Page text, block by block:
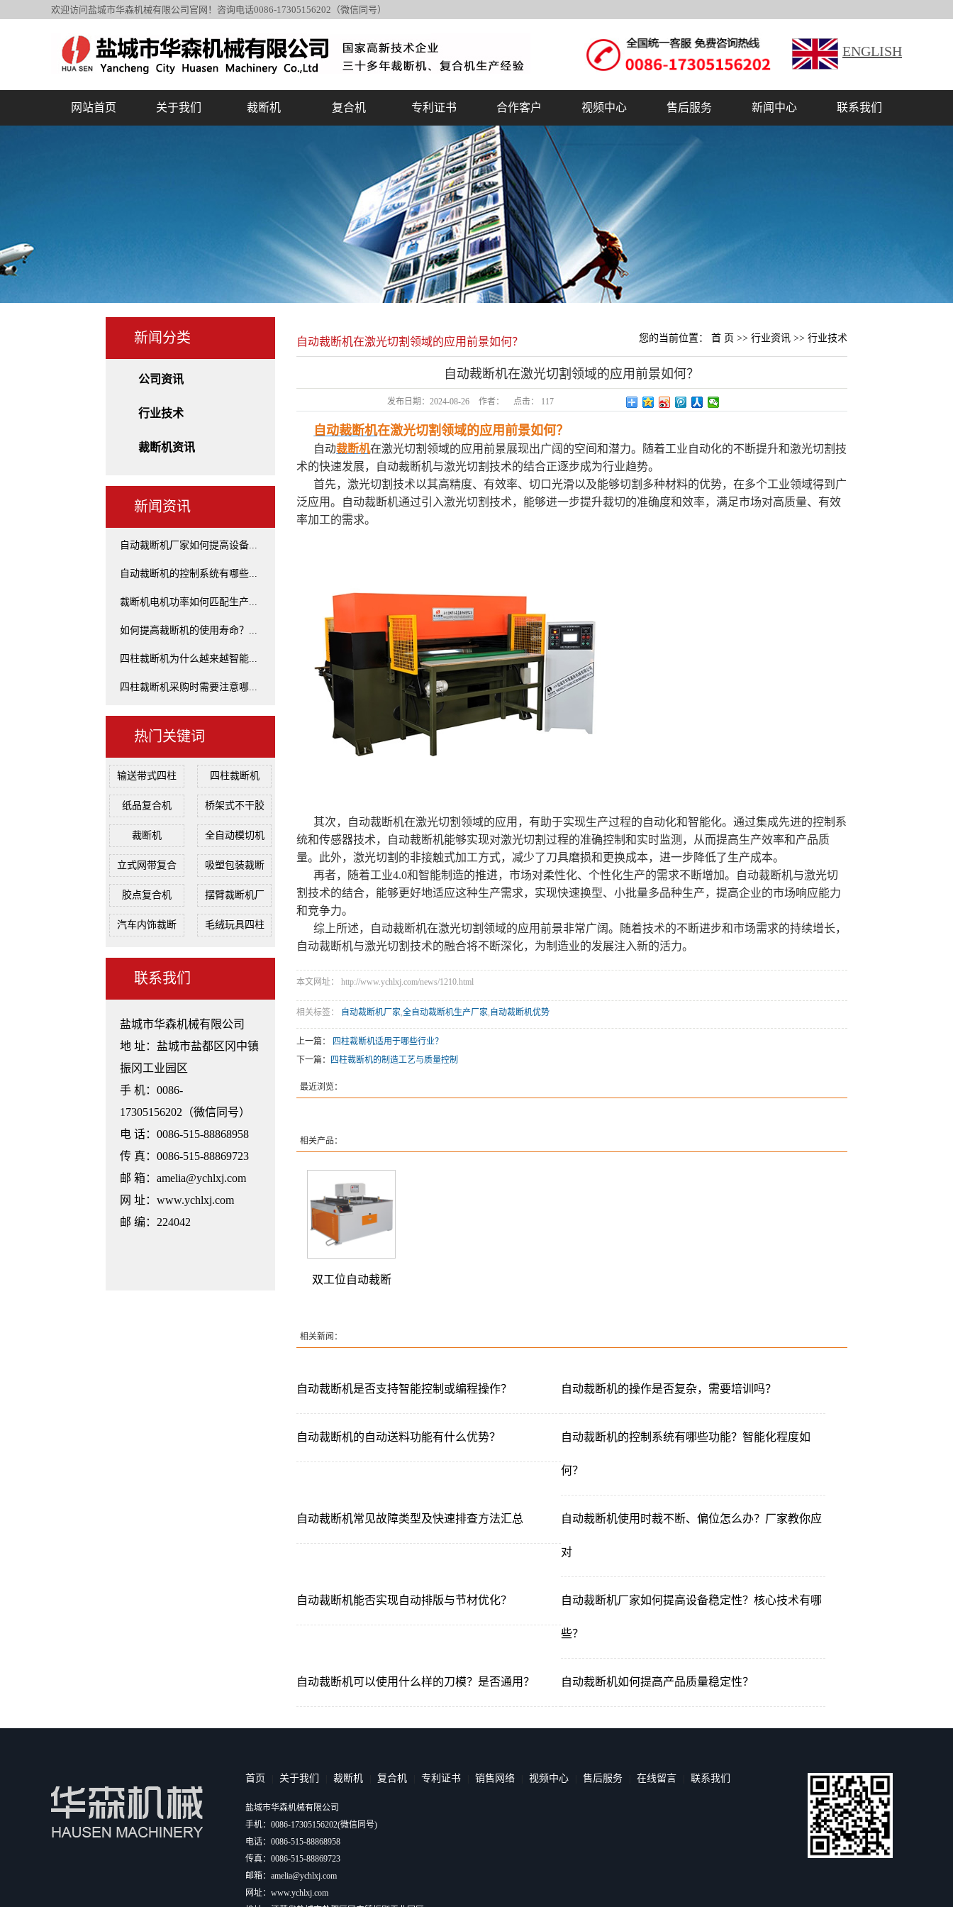
欢迎访问盐城市华森机械有限公司官网！咨询电话0086-17305156202（微信同号）
ENGLISH
网站首页 关于我们 裁断机 复合机
吸塑包装裁断机
体育用品裁断机
箱包鞋帽皮具裁
标签纸杯饭盒裁
华森与德国合作
自动口罩生产机
专利证书 合作客户
销售网络
合作伙伴
视频中心 售后服务 新闻中心 联系我们
新闻分类
公司资讯
行业技术
裁断机资讯
新闻资讯
自动裁断机厂家如何提高设备...
自动裁断机的控制系统有哪些...
裁断机电机功率如何匹配生产...
如何提高裁断机的使用寿命？...
四柱裁断机为什么越来越智能...
四柱裁断机采购时需要注意哪...
热门关键词
输送带式四柱 四柱裁断机
纸品复合机 桥架式不干胶
裁断机 全自动模切机
立式网带复合 吸塑包装裁断
胶点复合机 摆臂裁断机厂
汽车内饰裁断 毛绒玩具四柱
联系我们
盐城市华森机械有限公司
地 址：盐城市盐都区冈中镇
振冈工业园区
手 机：0086-
17305156202（微信同号）
电 话：0086-515-88868958
传 真：0086-515-88869723
邮 箱：amelia@ychlxj.com
网 址：www.ychlxj.com
邮 编：224042
自动裁断机在激光切割领域的应用前景如何？ 您的当前位置： 首 页 >> 行业资讯>> 行业技术
自动裁断机在激光切割领域的应用前景如何？
发布日期： 2024-08-26 作者： 点击： 117
自动裁断机在激光切割领域的应用前景如何？
自动裁断机在激光切割领域的应用前景展现出广阔的空间和潜力。随着工业自动化的不断提升和激光切割技
术的快速发展，自动裁断机与激光切割技术的结合正逐步成为行业趋势。
首先，激光切割技术以其高精度、有效率、切口光滑以及能够切割多种材料的优势，在多个工业领域得到广
泛应用。自动裁断机通过引入激光切割技术，能够进一步提升裁切的准确度和效率，满足市场对高质量、有效
率加工的需求。
其次，自动裁断机在激光切割领域的应用，有助于实现生产过程的自动化和智能化。通过集成先进的控制系
统和传感器技术，自动裁断机能够实现对激光切割过程的准确控制和实时监测，从而提高生产效率和产品质
量。此外，激光切割的非接触式加工方式，减少了刀具磨损和更换成本，进一步降低了生产成本。
再者，随着工业4.0和智能制造的推进，市场对柔性化、个性化生产的需求不断增加。自动裁断机与激光切
割技术的结合，能够更好地适应这种生产需求，实现快速换型、小批量多品种生产，提高企业的市场响应能力
和竞争力。
综上所述，自动裁断机在激光切割领域的应用前景非常广阔。随着技术的不断进步和市场需求的持续增长，
自动裁断机与激光切割技术的融合将不断深化，为制造业的发展注入新的活力。
本文网址： http://www.ychlxj.com/news/1210.html
相关标签： 自动裁断机厂家,全自动裁断机生产厂家, 自动裁断机优势
上一篇：
四柱裁断机适用于哪些行业？
下一篇：
四柱裁断机的制造工艺与质量控制
最近浏览：
相关产品：
双工位自动裁断
相关新闻：
自动裁断机是否支持智能控制或编程操作？ 自动裁断机的操作是否复杂，需要培训吗？
自动裁断机的自动送料功能有什么优势？ 自动裁断机的控制系统有哪些功能？智能化程度如
何？
自动裁断机常见故障类型及快速排查方法汇总 自动裁断机使用时裁不断、偏位怎么办？厂家教你应
对
自动裁断机能否实现自动排版与节材优化？ 自动裁断机厂家如何提高设备稳定性？核心技术有哪
些？
自动裁断机可以使用什么样的刀模？是否通用？ 自动裁断机如何提高产品质量稳定性？
首页 关于我们 裁断机 复合机 专利证书 销售网络 视频中心 售后服务 在线留言 联系我们
盐城市华森机械有限公司
手机：0086-17305156202(微信同号)
电话：0086-515-88868958
传真：0086-515-88869723
邮箱：amelia@ychlxj.com
网址：www.ychlxj.com